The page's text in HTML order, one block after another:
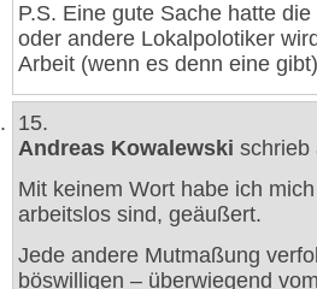
P.S. Eine gute Sache hatte
oder andere Lokalpolotiker
Arbeit (wenn es denn eine
15.
Andreas Kowalewski schrieb
Mit keinem Wort habe ich
arbeitslos sind, geäußert.
Jede andere Mutmaßung
böswilligen – überwiegend